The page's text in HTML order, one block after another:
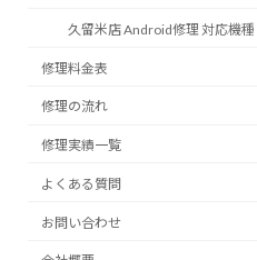
久留米店 Android修理 対応機種
修理料金表
修理の流れ
修理実績一覧
よくある質問
お問い合わせ